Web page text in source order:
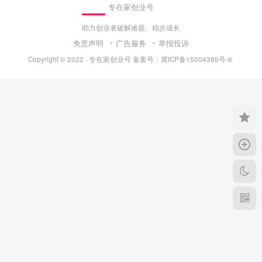
专在家创业号
助力创业者破解难题、稳步成长
免责声明 广告服务 举报投诉
Copyright © 2022 · 专在家创业号备案号： 冀ICP备15004385号-6